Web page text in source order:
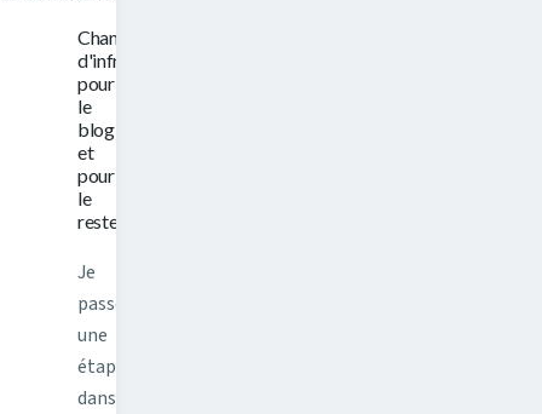
Changement
d'infrastructure
pour
le
blog,
et
pour
le
reste
Je
passe
une
étape
dans